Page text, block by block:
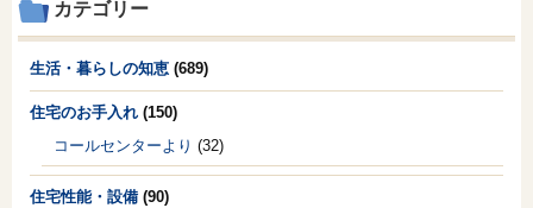
カテゴリー
生活・暮らしの知恵 (689)
住宅のお手入れ (150)
コールセンターより (32)
住宅性能・設備 (90)